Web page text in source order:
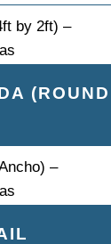
by 2ft) –
(ROUND
–